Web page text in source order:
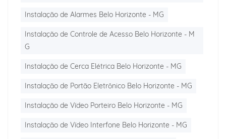
Instalação de Alarmes Belo Horizonte - MG
Instalação de Controle de Acesso Belo Horizonte - M
G
Instalação de Cerca Elétrica Belo Horizonte - MG
Instalação de Portão Eletrônico Belo Horizonte - MG
Instalação de Vídeo Porteiro Belo Horizonte - MG
Instalação de Vídeo Interfone Belo Horizonte - MG